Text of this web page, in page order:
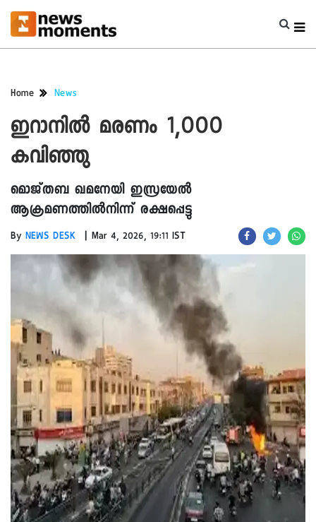
Home News
ഇറാനിൽ മരണം 1,000
കവിഞ്ഞു
മൊജ്തബ ഖമനേയി ഇസ്രയേൽ
ആക്രമണത്തിൽനിന്ന് രക്ഷപ്പെട്ടു
By NEWS DESK | Mar 4, 2026, 19:11 IST